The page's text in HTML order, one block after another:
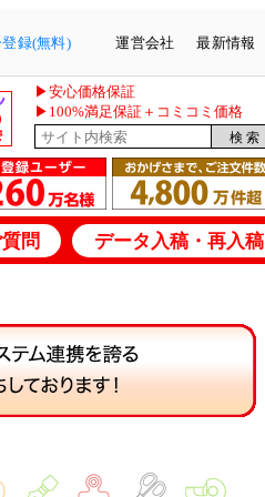
録(無料) 運営会社 最新情報
▶安心価格保証
▶100%満足保証＋コミコミ価格
問 データ入稿・再入稿